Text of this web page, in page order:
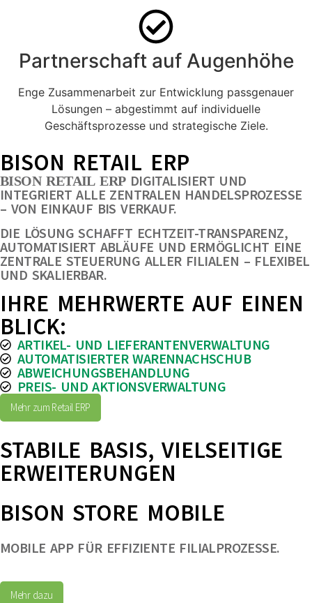
Partnerschaft auf Augenhöhe
Enge Zusammenarbeit zur Entwicklung passgenauer
Lösungen – abgestimmt auf individuelle
Geschäftsprozesse und strategische Ziele.
BISON RETAIL ERP
BISON RETAIL ERPDIGITALISIERT UND
INTEGRIERT ALLE ZENTRALEN HANDELSPROZESSE
– VON EINKAUF BIS VERKAUF.
DIE LÖSUNG SCHAFFT ECHTZEIT-TRANSPARENZ,
AUTOMATISIERT ABLÄUFE UND ERMÖGLICHT EINE
ZENTRALE STEUERUNG ALLER FILIALEN – FLEXIBEL
UND SKALIERBAR.
IHRE MEHRWERTE AUF EINEN
BLICK:
ARTIKEL- UND LIEFERANTENVERWALTUNG
AUTOMATISIERTER WARENNACHSCHUB
ABWEICHUNGSBEHANDLUNG
PREIS- UND AKTIONSVERWALTUNG
Mehr zum Retail ERP
STABILE BASIS, VIELSEITIGE
ERWEITERUNGEN
BISON STORE MOBILE
MOBILE APP FÜR EFFIZIENTE FILIALPROZESSE.
Mehr dazu